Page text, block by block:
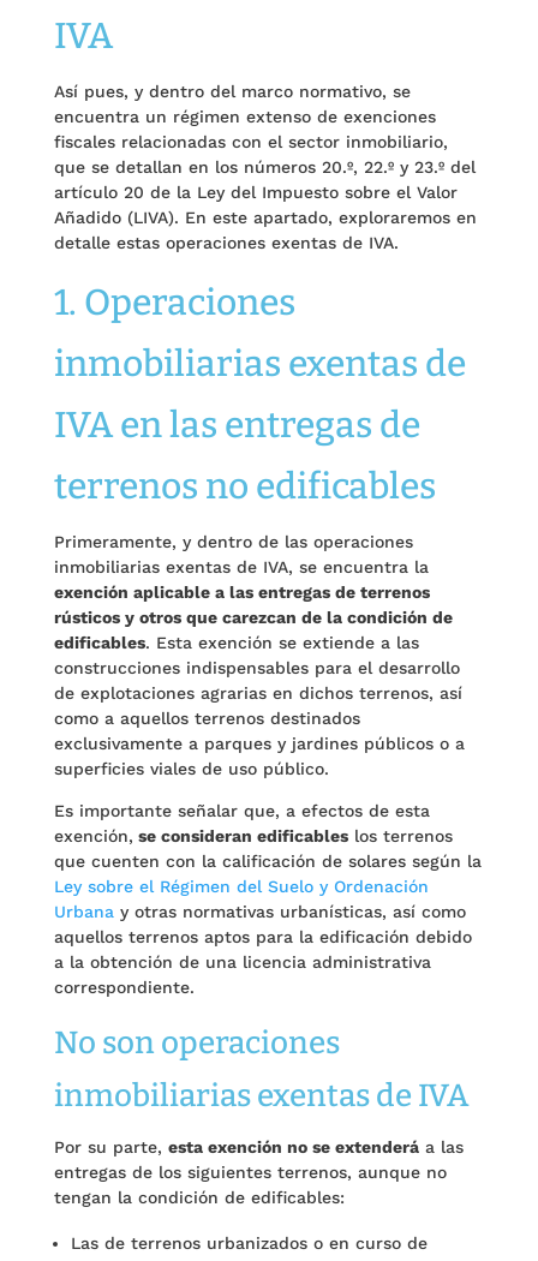
IVA
Así pues, y dentro del marco normativo, se
encuentra un régimen extenso de exenciones
fiscales relacionadas con el sector inmobiliario,
que se detallan en los números 20.º, 22.º y 23.º del
artículo 20 de la Ley del Impuesto sobre el Valor
Añadido (LIVA). En este apartado, exploraremos en
detalle estas operaciones exentas de IVA.
1. Operaciones
inmobiliarias exentas de
IVA en las entregas de
terrenos no edificables
Primeramente, y dentro de las operaciones
inmobiliarias exentas de IVA, se encuentra la
exención aplicable a las entregas de terrenos
rústicos y otros que carezcan de la condición de
edificables. Esta exención se extiende a las
construcciones indispensables para el desarrollo
de explotaciones agrarias en dichos terrenos, así
como a aquellos terrenos destinados
exclusivamente a parques y jardines públicos o a
superficies viales de uso público.
Es importante señalar que, a efectos de esta
exención, se consideran edificableslos terrenos
que cuenten con la calificación de solares según la
Ley sobre el Régimen del Suelo y Ordenación
Urbana y otras normativas urbanísticas, así como
aquellos terrenos aptos para la edificación debido
a la obtención de una licencia administrativa
correspondiente.
No son operaciones
inmobiliarias exentas de IVA
Por su parte, esta exención no se extenderáa las
entregas de los siguientes terrenos, aunque no
tengan la condición de edificables:
Las de terrenos urbanizados o en curso de